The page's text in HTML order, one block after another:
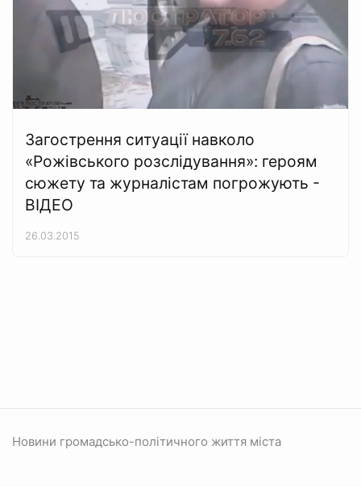
Загострення ситуації навколо
«Рожівського розслідування»: героям
сюжету та журналістам погрожують -
ВІДЕО
26.03.2015
Новини громадсько-політичного життя міста